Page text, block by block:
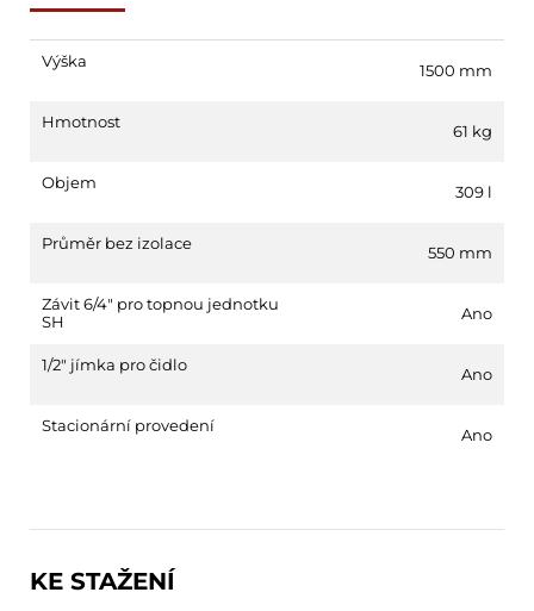
Výška 1500 mm
Hmotnost 61 kg
Objem 309 l
Průměr bez izolace 550 mm
Závit 6/4" pro topnou jednotku
SH
Ano
1/2" jímka pro čidlo Ano
Stacionární provedení Ano
KE STAŽENÍ